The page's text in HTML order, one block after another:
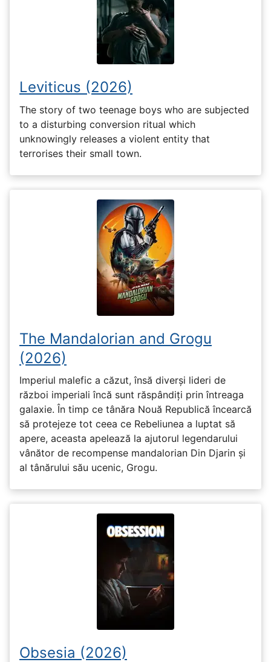
Leviticus (2026)
The story of two teenage boys who are subjected
to a disturbing conversion ritual which
unknowingly releases a violent entity that
terrorises their small town.
The Mandalorian and Grogu
(2026)
Imperiul malefic a căzut, însă diverși lideri de
război imperiali încă sunt răspândiți prin întreaga
galaxie. În timp ce tânăra Nouă Republică încearcă
să protejeze tot ceea ce Rebeliunea a luptat să
apere, aceasta apelează la ajutorul legendarului
vânător de recompense mandalorian Din Djarin și
al tânărului său ucenic, Grogu.
Obsesia (2026)